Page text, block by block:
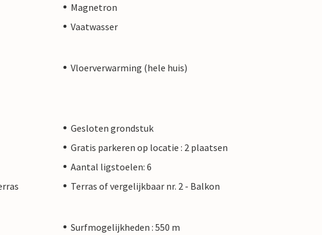
Magnetron
Vaatwasser
Vloerverwarming (hele huis)
Gesloten grondstuk
Gratis parkeren op locatie : 2 plaatsen
Aantal ligstoelen: 6
Terras of vergelijkbaar nr. 2 - Balkon
Surfmogelijkheden : 550 m